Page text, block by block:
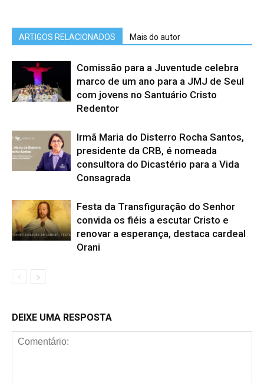
ARTIGOS RELACIONADOS Mais do autor
Comissão para a Juventude celebra
marco de um ano para a JMJ de Seul
com jovens no Santuário Cristo
Redentor
Irmã Maria do Disterro Rocha Santos,
presidente da CRB, é nomeada
consultora do Dicastério para a Vida
Consagrada
Festa da Transfiguração do Senhor
convida os fiéis a escutar Cristo e
renovar a esperança, destaca cardeal
Orani
DEIXE UMA RESPOSTA